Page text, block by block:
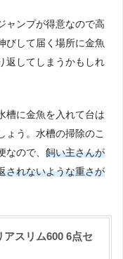
ャンプが得意なので高
びして届く場所に金魚
返してしまうかもしれ
槽に金魚を入れて台は
ょう。水槽の掃除のこ
ので、 飼い主さんが
されないような重さが
スリム600 6点セ